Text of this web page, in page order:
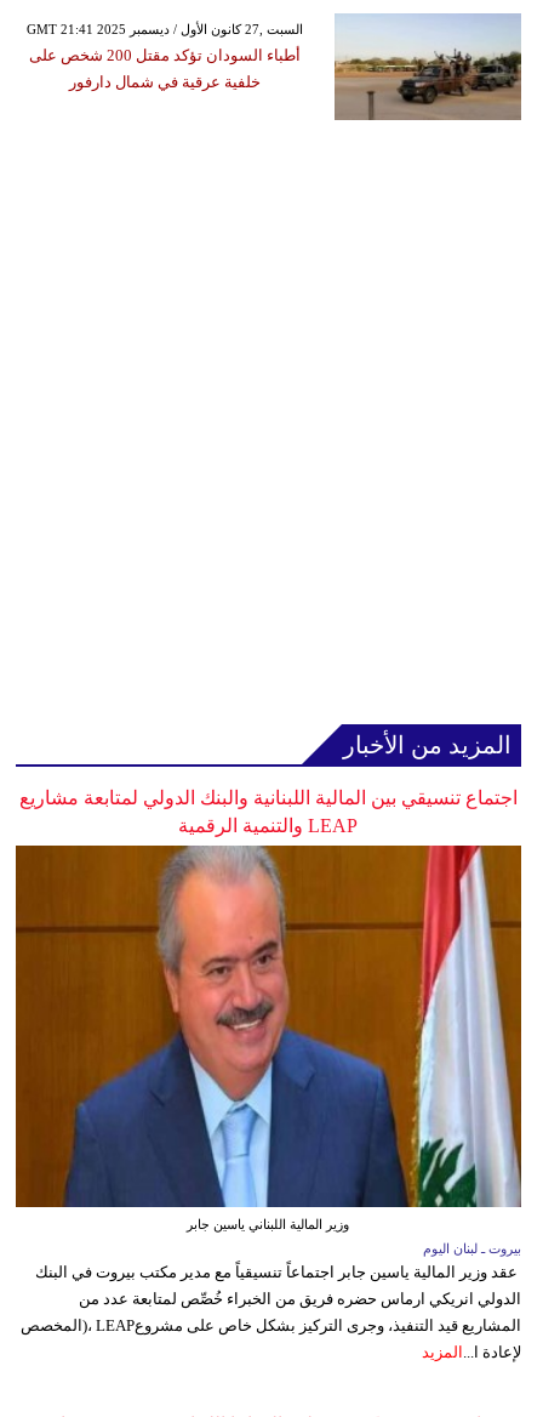
GMT 21:41 2025 السبت ,27 كانون الأول / ديسمبر
أطباء السودان تؤكد مقتل 200 شخص على
خلفية عرقية في شمال دارفور
المزيد من الأخبار
اجتماع تنسيقي بين المالية اللبنانية والبنك الدولي لمتابعة مشاريع
LEAP والتنمية الرقمية
وزير المالية اللبناني ياسين جابر
بيروت ـ لبنان اليوم
عقد وزير المالية ياسين جابر اجتماعاً تنسيقياً مع مدير مكتب بيروت في البنك
الدولي انريكي ارماس حضره فريق من الخبراء خُصِّص لمتابعة عدد من
المشاريع قيد التنفيذ، وجرى التركيز بشكل خاص على مشروعLEAP ،(المخصص
لإعادة ا... المزيد